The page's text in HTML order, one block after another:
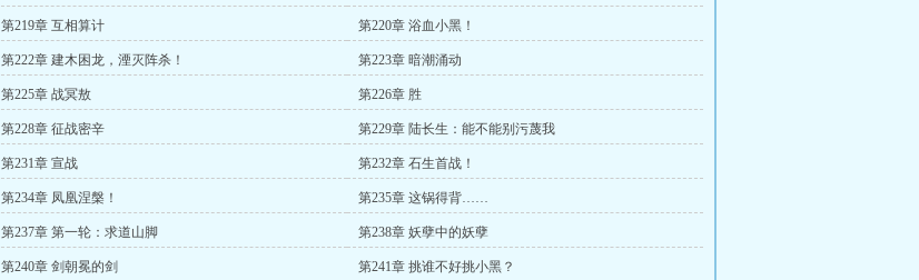
第219章 互相算计 第220章 浴血小黑！
第222章 建木困龙，湮灭阵杀！ 第223章 暗潮涌动
第225章 战冥敖 第226章 胜
第228章 征战密辛 第229章 陆长生：能不能别污蔑我
第231章 宣战 第232章 石生首战！
第234章 凤凰涅槃！ 第235章 这锅得背……
第237章 第一轮：求道山脚 第238章 妖孽中的妖孽
第240章 剑朝冕的剑 第241章 挑谁不好挑小黑？